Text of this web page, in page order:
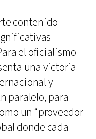
contenido
el oficialismo
una victoria
y
paralelo, para
un “proveedor
donde cada